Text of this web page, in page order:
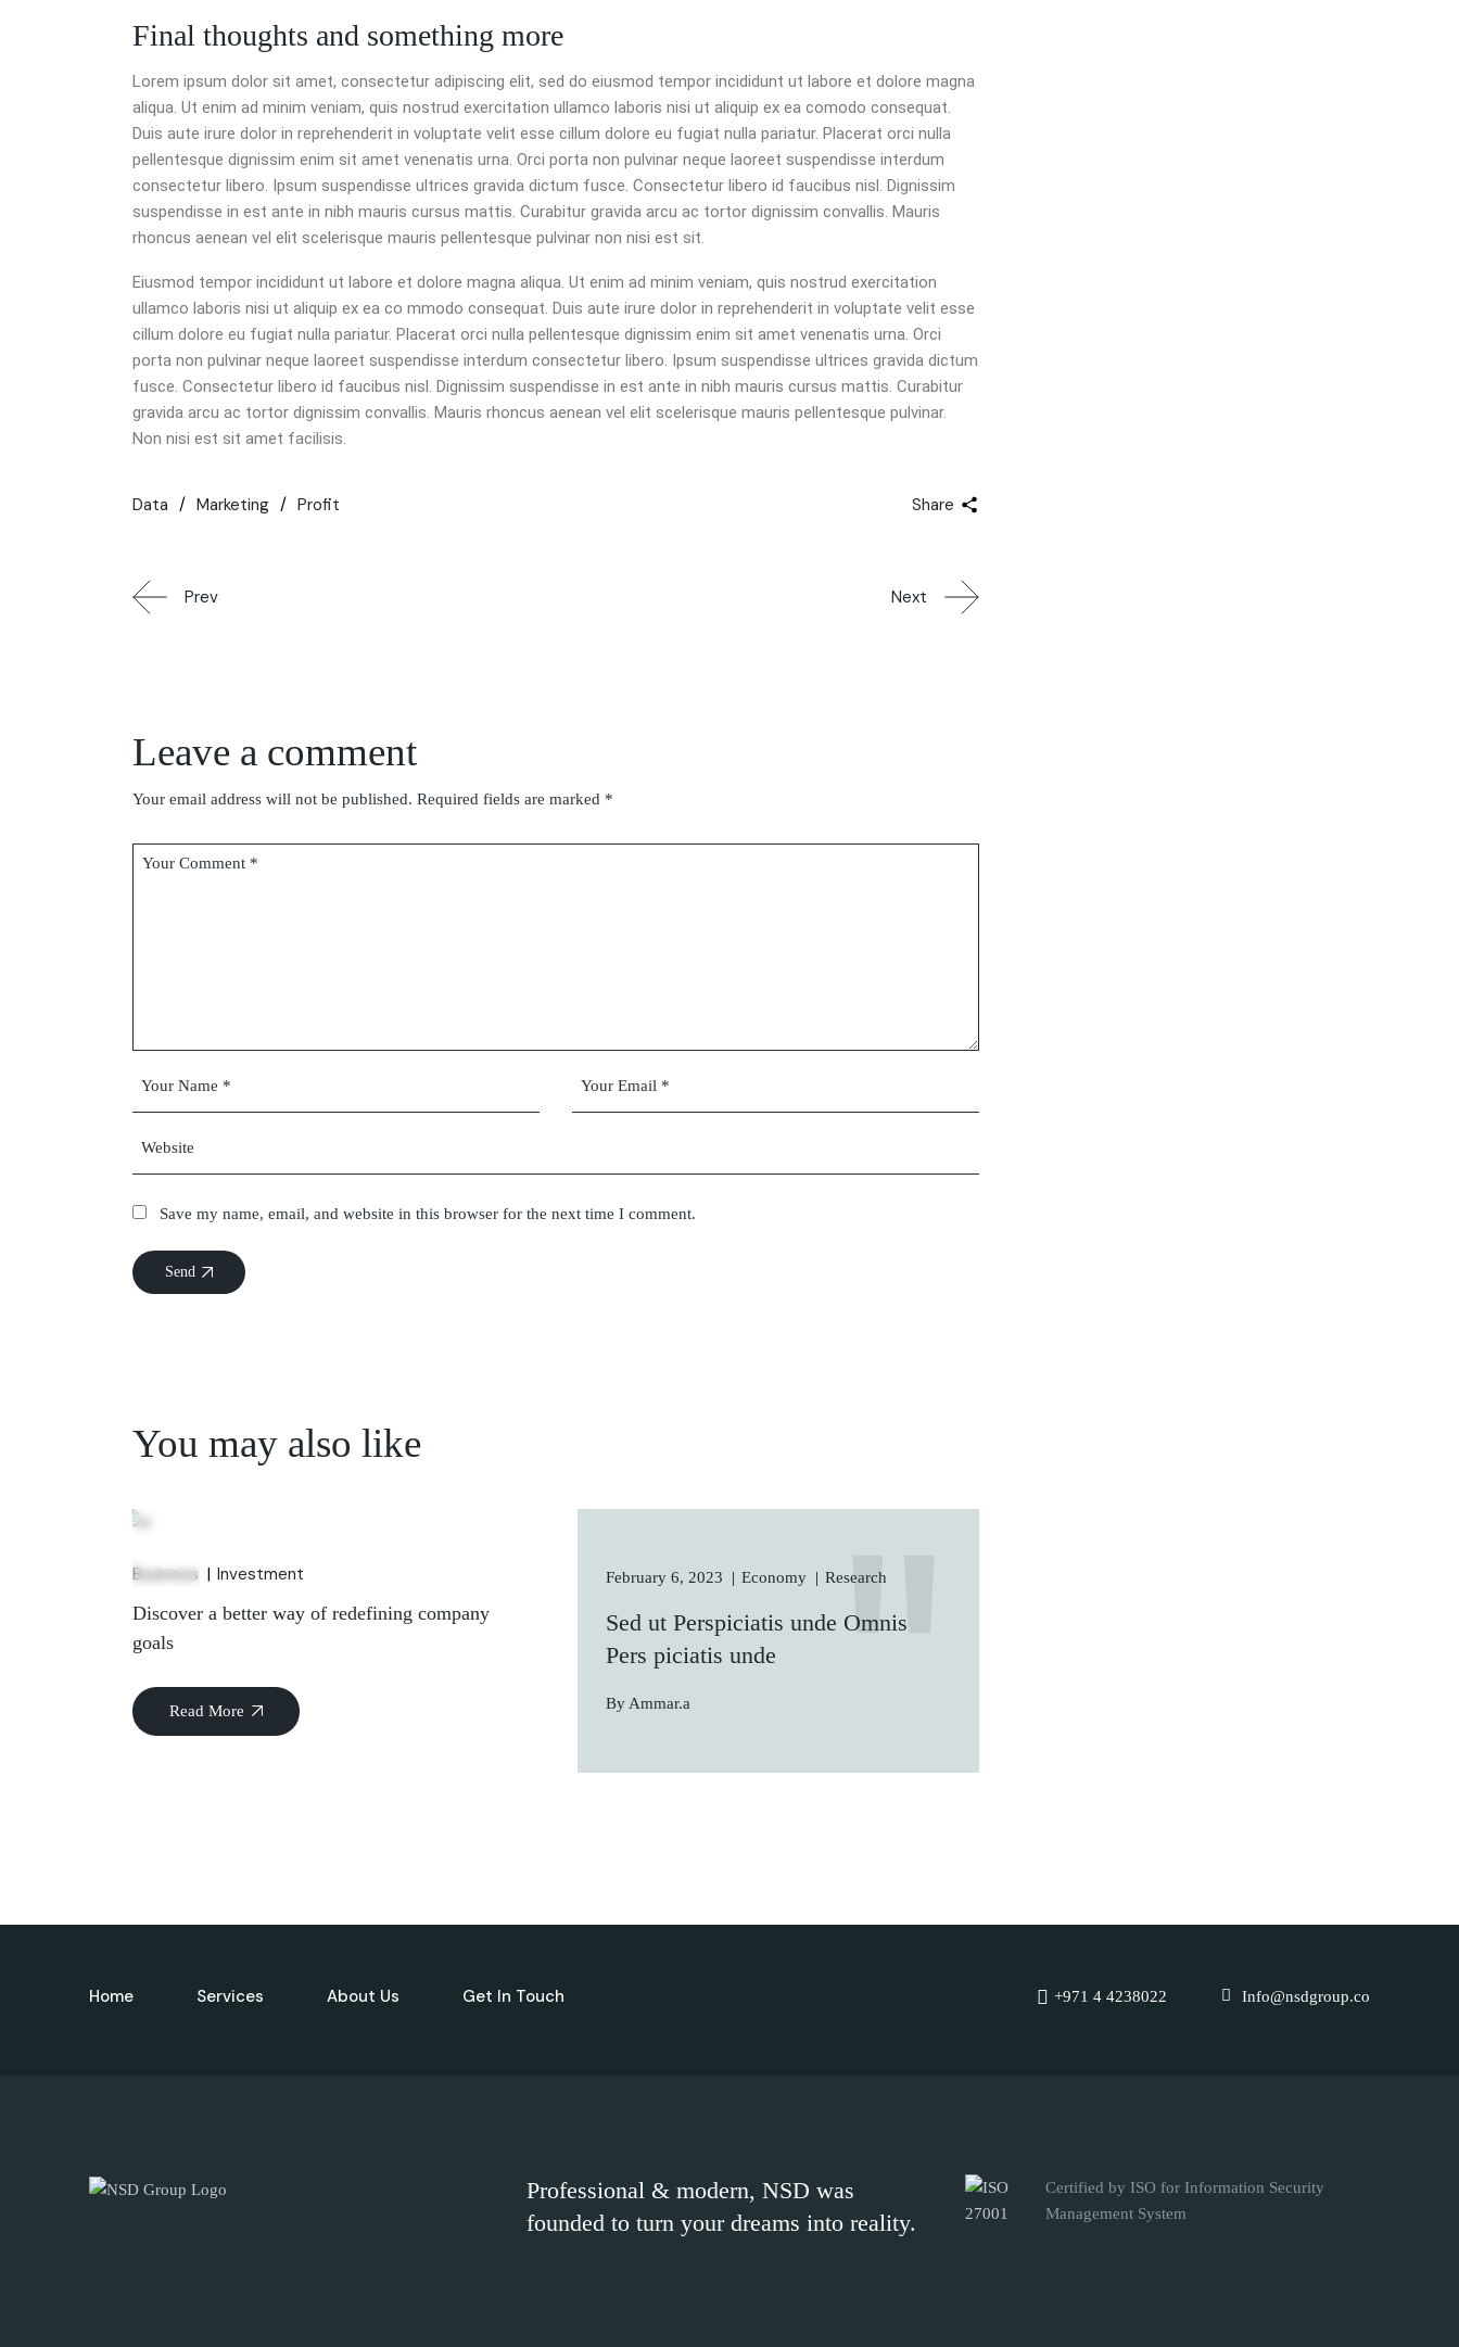
Final thoughts and something more
Lorem ipsum dolor sit amet, consectetur adipiscing elit, sed do eiusmod tempor incididunt ut labore et dolore magna
aliqua. Ut enim ad minim veniam, quis nostrud exercitation ullamco laboris nisi ut aliquip ex ea comodo consequat.
Duis aute irure dolor in reprehenderit in voluptate velit esse cillum dolore eu fugiat nulla pariatur. Placerat orci nulla
pellentesque dignissim enim sit amet venenatis urna. Orci porta non pulvinar neque laoreet suspendisse interdum
consectetur libero. Ipsum suspendisse ultrices gravida dictum fusce. Consectetur libero id faucibus nisl. Dignissim
suspendisse in est ante in nibh mauris cursus mattis. Curabitur gravida arcu ac tortor dignissim convallis. Mauris
rhoncus aenean vel elit scelerisque mauris pellentesque pulvinar non nisi est sit.
Eiusmod tempor incididunt ut labore et dolore magna aliqua. Ut enim ad minim veniam, quis nostrud exercitation
ullamco laboris nisi ut aliquip ex ea co mmodo consequat. Duis aute irure dolor in reprehenderit in voluptate velit esse
cillum dolore eu fugiat nulla pariatur. Placerat orci nulla pellentesque dignissim enim sit amet venenatis urna. Orci
porta non pulvinar neque laoreet suspendisse interdum consectetur libero. Ipsum suspendisse ultrices gravida dictum
fusce. Consectetur libero id faucibus nisl. Dignissim suspendisse in est ante in nibh mauris cursus mattis. Curabitur
gravida arcu ac tortor dignissim convallis. Mauris rhoncus aenean vel elit scelerisque mauris pellentesque pulvinar.
Non nisi est sit amet facilisis.
Data Marketing Profit Share
Prev Next
Leave a comment
Your email address will not be published. Required fields are marked *
Save my name, email, and website in this browser for the next time I comment.
Send
You may also like
Business
Investment
Discover a better way of redefining company
goals
Read More
February 6, 2023 Economy Research
Sed ut Perspiciatis unde Omnis
Pers piciatis unde
By Ammar.a
Home Services About Us Get In Touch +971 4 4238022 Info@nsdgroup.co
Professional & modern, NSD was
founded to turn your dreams into reality.
Certified by ISO for Information Security
Management System